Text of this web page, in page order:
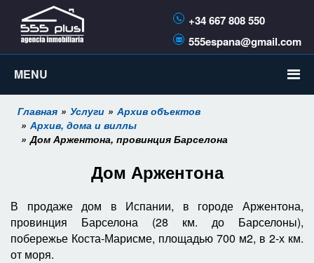
MENU
+34 667 808 550
555espana@gmail.com
Главная Услуги
Архив объектов
Архив, дома и виллы
Дом Аржентона, провинция Барселона
Дом Аржентона
В продаже дом в Испании, в городе Аржентона,
провинция Барселона (28 км. до Барселоны),
побережье Коста-Марисме, площадью 700 м2, в 2-х км.
от моря.